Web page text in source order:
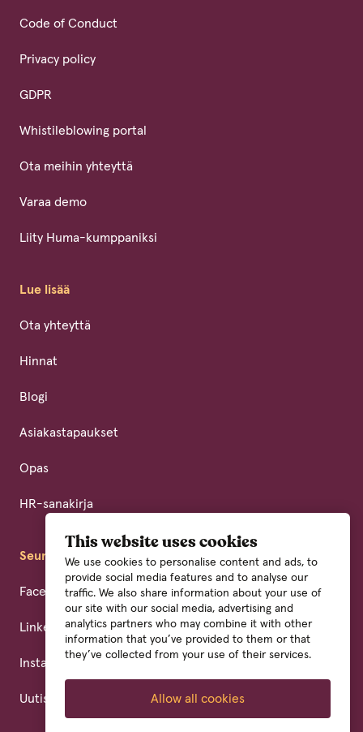
This website uses cookies
We use cookies to personalise content and ads, to
provide social media features and to analyse our
traffic. We also share information about your use of
our site with our social media, advertising and
analytics partners who may combine it with other
information that you’ve provided to them or that
they’ve collected from your use of their services.
Allow all cookies
Code of Conduct
Privacy policy
GDPR
Whistileblowing portal
Ota meihin yhteyttä
Varaa demo
Liity Huma-kumppaniksi
Lue lisää
Ota yhteyttä
Hinnat
Blogi
Asiakastapaukset
Opas
HR-sanakirja
Seuraa meitä
Facebook
LinkedIn
Instagram
Uutiskirja